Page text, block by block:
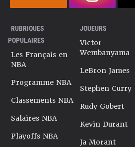
RUBRIQUES
POPULAIRES
Les Français en
NBA
Programme NBA
Classements NBA
Salaires NBA
Playoffs NBA
JOUEURS
Victor
Wembanyama
LeBron James
Stephen Curry
Rudy Gobert
Kevin Durant
Ja Morant